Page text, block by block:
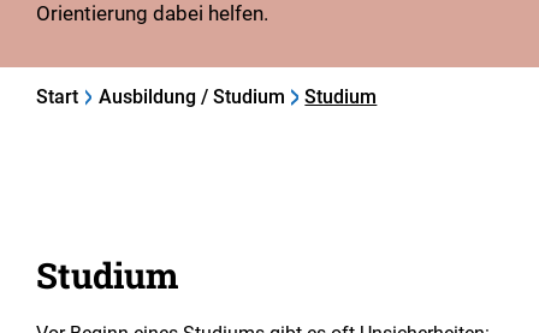
Orientierung dabei helfen.
Start Ausbildung / Studium Studium
Studium